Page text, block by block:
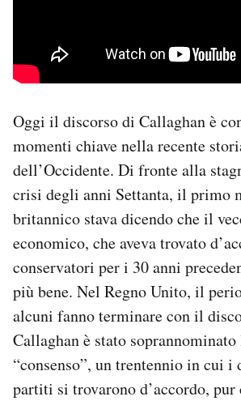
Oggi il discorso di Callaghan è
momenti chiave nella recente
dell’Occidente. Di fronte alla
crisi degli anni Settanta, il primo
britannico stava dicendo che il
economico, che aveva trovato
conservatori per i 30 anni
più bene. Nel Regno Unito, il
alcuni fanno terminare con il
Callaghan è stato soprannominato
“consenso”, un trentennio in cui
partiti si trovarono d’accordo, pur